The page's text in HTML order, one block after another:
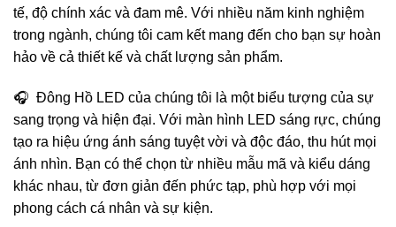
tế, độ chính xác và đam mê. Với nhiều năm kinh nghiệm
trong ngành, chúng tôi cam kết mang đến cho bạn sự hoàn
hảo về cả thiết kế và chất lượng sản phẩm.
🎧 Đông Hồ LED của chúng tôi là một biểu tượng của sự
sang trọng và hiện đại. Với màn hình LED sáng rực, chúng
tạo ra hiệu ứng ánh sáng tuyệt vời và độc đáo, thu hút mọi
ánh nhìn. Bạn có thể chọn từ nhiều mẫu mã và kiểu dáng
khác nhau, từ đơn giản đến phức tạp, phù hợp với mọi
phong cách cá nhân và sự kiện.